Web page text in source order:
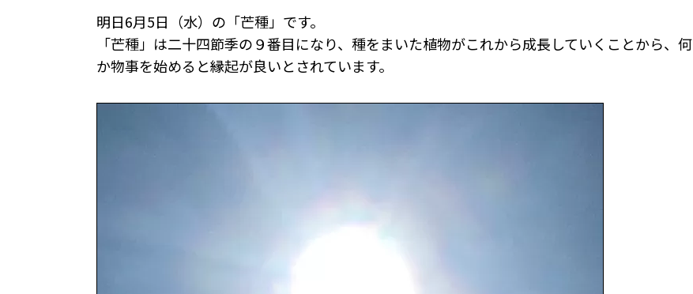
明日6月5日（水）の「芒種」です。
「芒種」は二十四節季の９番目になり、種をまいた植物がこれから成長していくことから、何
か物事を始めると縁起が良いとされています。